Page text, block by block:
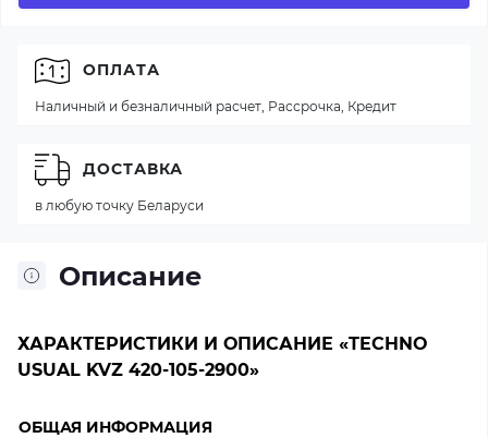
Описание
ХАРАКТЕРИСТИКИ И ОПИСАНИЕ «TECHNO
USUAL KVZ 420-105-2900»
ОБЩАЯ ИНФОРМАЦИЯ
ОПЛАТА
Наличный и безналичный расчет, Рассрочка, Кредит
ДОСТАВКА
в любую точку Беларуси